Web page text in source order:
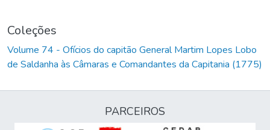
Coleções
Volume 74 - Ofícios do capitão General Martim Lopes Lobo
de Saldanha às Câmaras e Comandantes da Capitania (1775)
PARCEIROS